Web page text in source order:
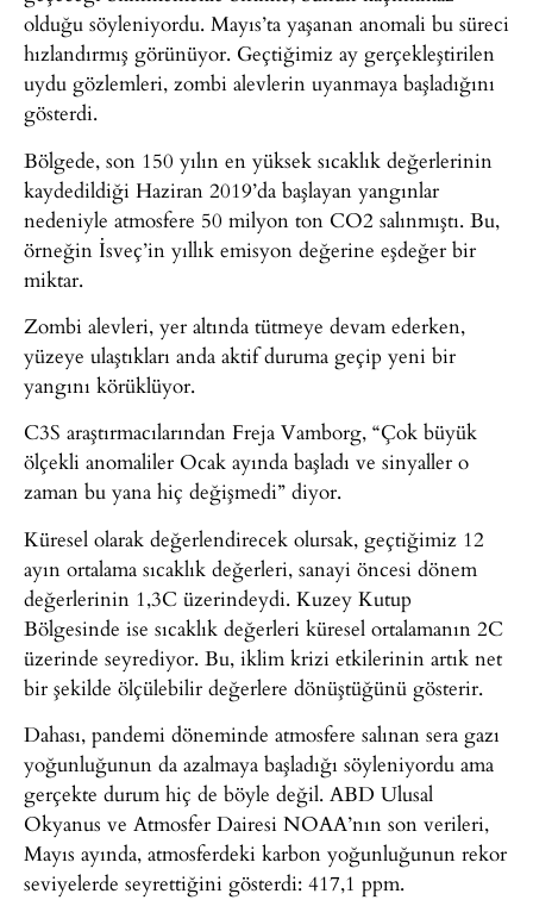
olduğu söyleniyordu. Mayıs’ta yaşanan anomali bu süreci
hızlandırmış görünüyor. Geçtiğimiz ay gerçekleştirilen
uydu gözlemleri, zombi alevlerin uyanmaya başladığını
gösterdi.
Bölgede, son 150 yılın en yüksek sıcaklık değerlerinin
kaydedildiği Haziran 2019’da başlayan yangınlar
nedeniyle atmosfere 50 milyon ton CO2 salınmıştı. Bu,
örneğin İsveç’in yıllık emisyon değerine eşdeğer bir
miktar.
Zombi alevleri, yer altında tütmeye devam ederken,
yüzeye ulaştıkları anda aktif duruma geçip yeni bir
yangını körüklüyor.
C3S araştırmacılarından Freja Vamborg, “Çok büyük
ölçekli anomaliler Ocak ayında başladı ve sinyaller o
zaman bu yana hiç değişmedi” diyor.
Küresel olarak değerlendirecek olursak, geçtiğimiz 12
ayın ortalama sıcaklık değerleri, sanayi öncesi dönem
değerlerinin 1,3C üzerindeydi. Kuzey Kutup
Bölgesinde ise sıcaklık değerleri küresel ortalamanın 2C
üzerinde seyrediyor. Bu, iklim krizi etkilerinin artık net
bir şekilde ölçülebilir değerlere dönüştüğünü gösterir.
Dahası, pandemi döneminde atmosfere salınan sera gazı
yoğunluğunun da azalmaya başladığı söyleniyordu ama
gerçekte durum hiç de böyle değil. ABD Ulusal
Okyanus ve Atmosfer Dairesi NOAA’nın son verileri,
Mayıs ayında, atmosferdeki karbon yoğunluğunun rekor
seviyelerde seyrettiğini gösterdi: 417,1 ppm.